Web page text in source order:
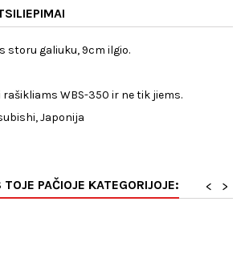
storu galiuku, 9cm ilgio.
WBS-350 ir ne tik jiems.
Japonija
PAČIOJE KATEGORIJOJE: >
<